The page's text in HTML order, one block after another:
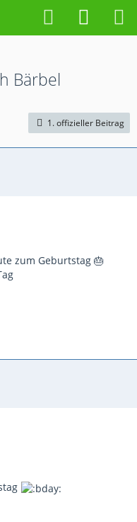
Bärbel
1. offizieller Beitrag
zum Geburtstag 🎂